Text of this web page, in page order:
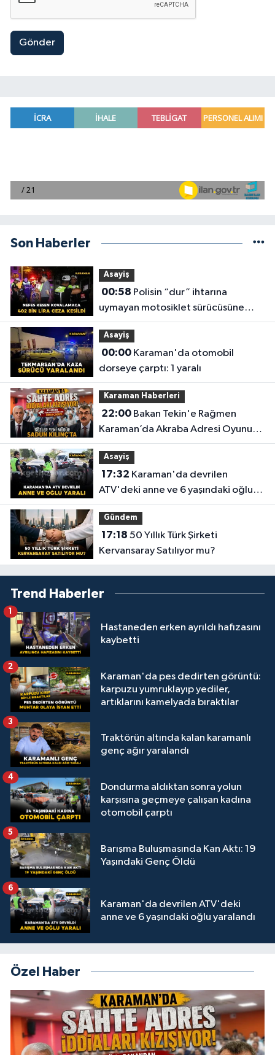
Gönder
Son Haberler
Asayiş
00:58
uymayan motosiklet sürücüsüne
402 bin lira ceza kesildi
Asayiş
00:00Karaman'da otomobil
dorseye çarptı: 1 yaralı
Karaman Haberleri
22:00Bakan Tekin'e Rağmen
Karaman’da Akraba Adresi Oyununa
Müdür Dur Diyecek mi?
Asayiş
17:32
ATV'deki anne ve 6 yaşındaki oğlu
yaralandı
Gündem
17:18
Kervansaray Satılıyor mu?
Trend Haberler
Hastaneden erken ayrıldı hafızasını
kaybetti
1
Karaman'da pes dedirten görüntü:
karpuzu yumruklayıp yediler,
artıklarını kamelyada bıraktılar
2
Traktörün altında kalan karamanlı
genç ağır yaralandı
3
Dondurma aldıktan sonra yolun
karşısına geçmeye çalışan kadına
otomobil çarptı
4
Barışma Buluşmasında Kan Aktı: 19
Yaşındaki Genç Öldü
5
Karaman'da devrilen ATV'deki
anne ve 6 yaşındaki oğlu yaralandı
6
Özel Haber